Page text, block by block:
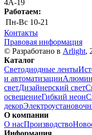
4А-19
Работаем:
Пн-Вс 10-21
Контакты
Правовая информация
© Разработано в Arlight,
Каталог
Светодиодные ленты
и автоматизации
светДизайнерский свет
освещениеГибкий неон
декор
О компании
О насПроизводство
Информация